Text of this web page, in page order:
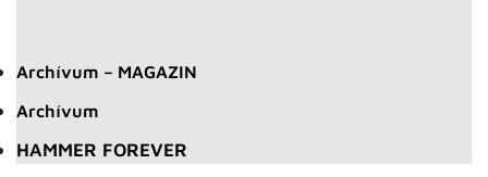
Archívum – MAGAZIN
Archívum
HAMMER FOREVER